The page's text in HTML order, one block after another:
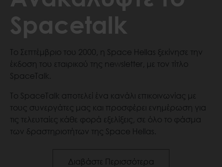
Spacetalk
Το Σεπτέμβριο του 2000, η Space Hellas ξεκίνησε την
έκδοση του εταιρικού της newsletter, με τον τίτλο
SpaceTalk.
Το SpaceTalk αποτελεί ένα κανάλι επικοινωνίας με
τους συνεργάτες μας και προσφέρει ενημέρωση για
τις τελευταίες κάθε φορά εξελίξεις, σε όλο το φάσμα
των δραστηριοτήτων της Space Hellas.
Διαβάστε Περισσότερα